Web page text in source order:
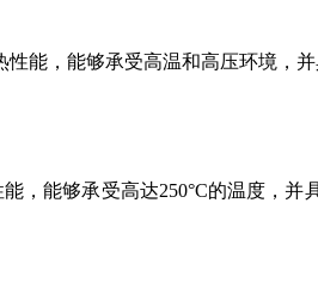
能，能够承受高温和高压环境，
，能够承受高达250°C的温度，